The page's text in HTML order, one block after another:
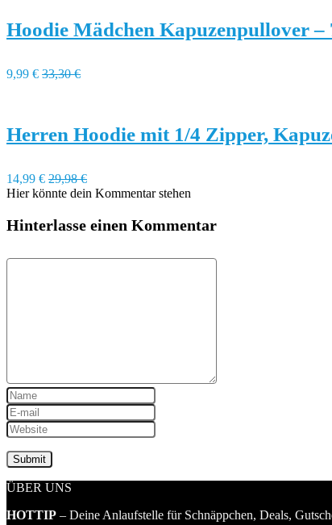
Hoodie Mädchen Kapuzenpullover
9,99 € 33,30 €
Herren Hoodie mit 1/4 Zipper,
14,99 € 29,98 €
Hier könnte dein Kommentar stehen
Hinterlasse einen Kommentar
ÜBER UNS
HOTTIP – Deine Anlaufstelle für Schnäppchen, Deals,